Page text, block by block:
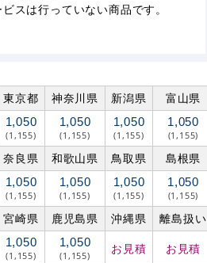
スは行っていない商品です。
東京都 神奈川県 新潟県 富山県
1,050
(1,155)
1,050
(1,155)
1,050
(1,155)
1,050
(1,155)
奈良県 和歌山県 鳥取県 島根県
1,050
(1,155)
1,050
(1,155)
1,050
(1,155)
1,050
(1,155)
宮崎県 鹿児島県 沖縄県 離島扱い
1,050
(1,155)
1,050
(1,155) お見積 お見積